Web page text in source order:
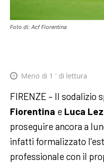
Foto di: Acf Fiorentina
Meno di 1 ' di lettura
FIRENZE – Il sodalizio
Fiorentina e Luca
proseguire ancora a
infatti formalizzato
professionale con il